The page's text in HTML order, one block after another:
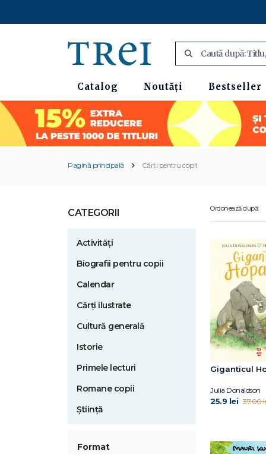
Catalog Noutăți Bestseller
Pagină principală Cărți pentru copii
CATEGORII
Activități
Biografii pentru copii
Calendar
Cărți ilustrate
Cultură generală
Istorie
Primele lecturi
Romane copii
Știință
Format
Ordonează după:
Giganticul
Julia Donaldson
25.9 lei 37.00